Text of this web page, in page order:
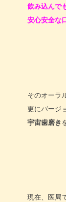
飲み込んで
安心安全な
そのオーラ
更にバージ
宇宙歯磨き
現在、医局